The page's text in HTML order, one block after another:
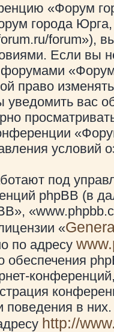
«Форум
города
forum»),
Если вы
форумами
право
уведомить вас
условий
под
phpBB (в
«
по адресу
обеспечения
поведения в
http://